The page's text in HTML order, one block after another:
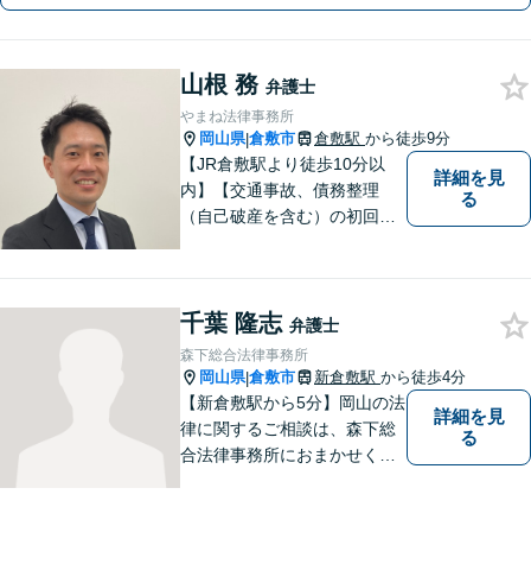
山根 務 弁護士
やまね法律事務所
岡山県|倉敷市 倉敷駅 から徒歩9分
【JR倉敷駅より徒歩10分以
内】【交通事故、債務整理
（自己破産を含む）の初回相
詳細を見
る
千葉 隆志 弁護士
森下総合法律事務所
岡山県|倉敷市 新倉敷駅 から徒歩4分
【新倉敷駅から5分】岡山の法
律に関するご相談は、森下総
合法律事務所におまかせくだ
詳細を見
る